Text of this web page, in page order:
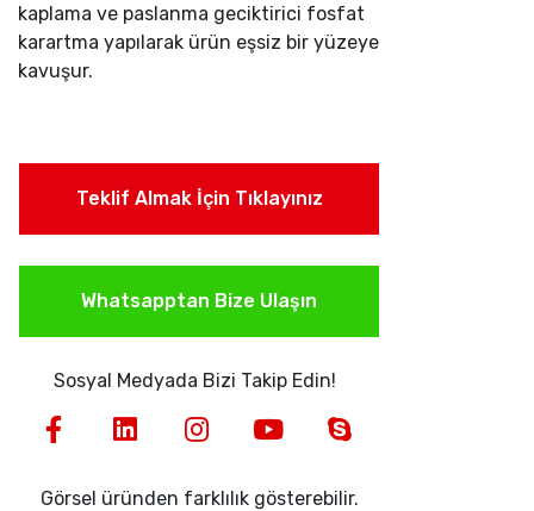
kaplama ve paslanma geciktirici fosfat
karartma yapılarak ürün eşsiz bir yüzeye
kavuşur.
Teklif Almak İçin Tıklayınız
Whatsapptan Bize Ulaşın
Sosyal Medyada Bizi Takip Edin!
Görsel üründen farklılık gösterebilir.